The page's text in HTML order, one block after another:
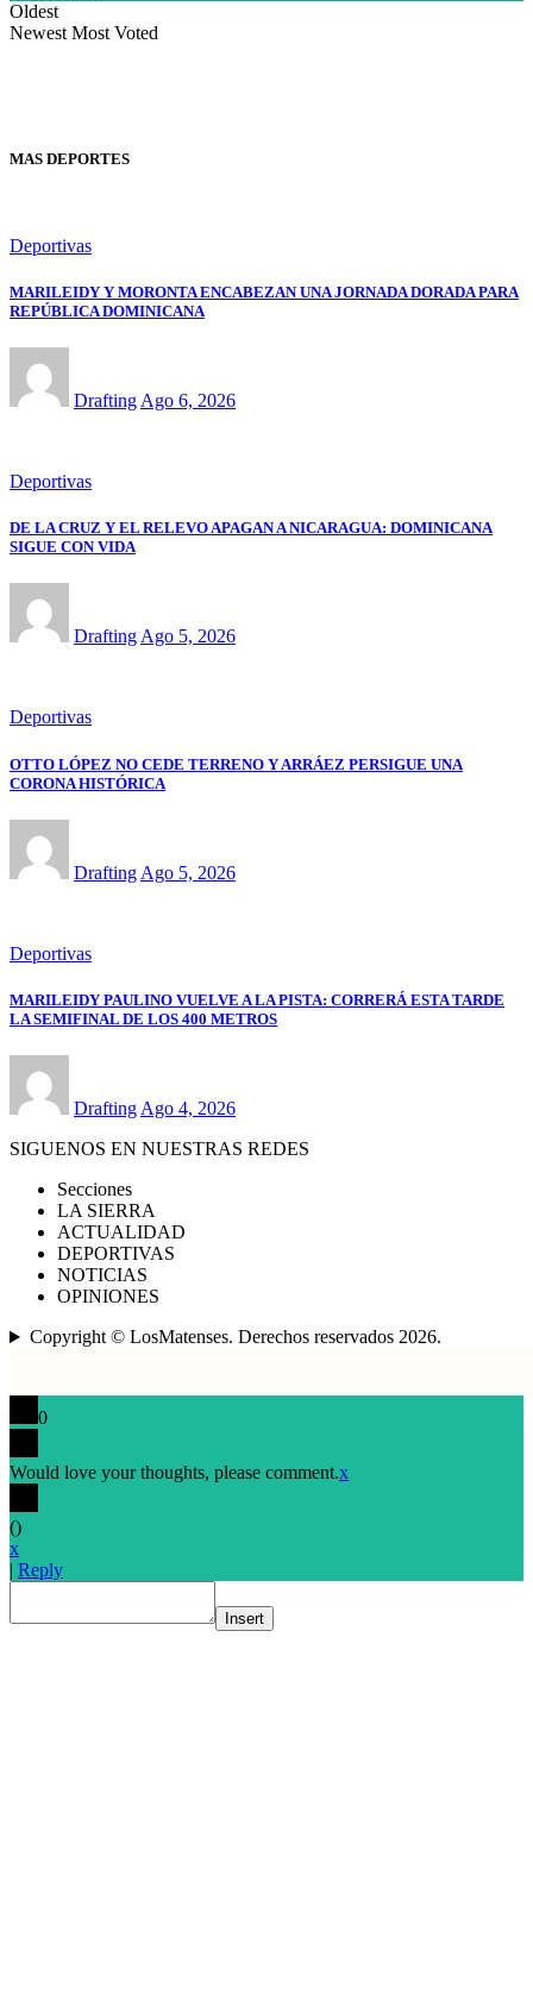
Oldest
Newest Most Voted
MAS DEPORTES
Deportivas
MARILEIDY Y MORONTA ENCABEZAN UNA JORNADA DORADA PARA
REPÚBLICA DOMINICANA
Drafting Ago 6, 2026
Deportivas
DE LA CRUZ Y EL RELEVO APAGAN A NICARAGUA: DOMINICANA
SIGUE CON VIDA
DraftingAgo 5, 2026
Deportivas
OTTO LÓPEZ NO CEDE TERRENO Y ARRÁEZ PERSIGUE UNA
CORONA HISTÓRICA
Drafting Ago 5, 2026
Deportivas
MARILEIDY PAULINO VUELVE A LA PISTA: CORRERÁ ESTA TARDE
LA SEMIFINAL DE LOS 400 METROS
Drafting Ago 4, 2026
SIGUENOS EN NUESTRAS REDES
Secciones
LA SIERRA
ACTUALIDAD
DEPORTIVAS
NOTICIAS
OPINIONES
Copyright © LosMatenses. Derechos reservados 2026.
0
Would love your thoughts, please comment.x
()
x
| Reply
Insert